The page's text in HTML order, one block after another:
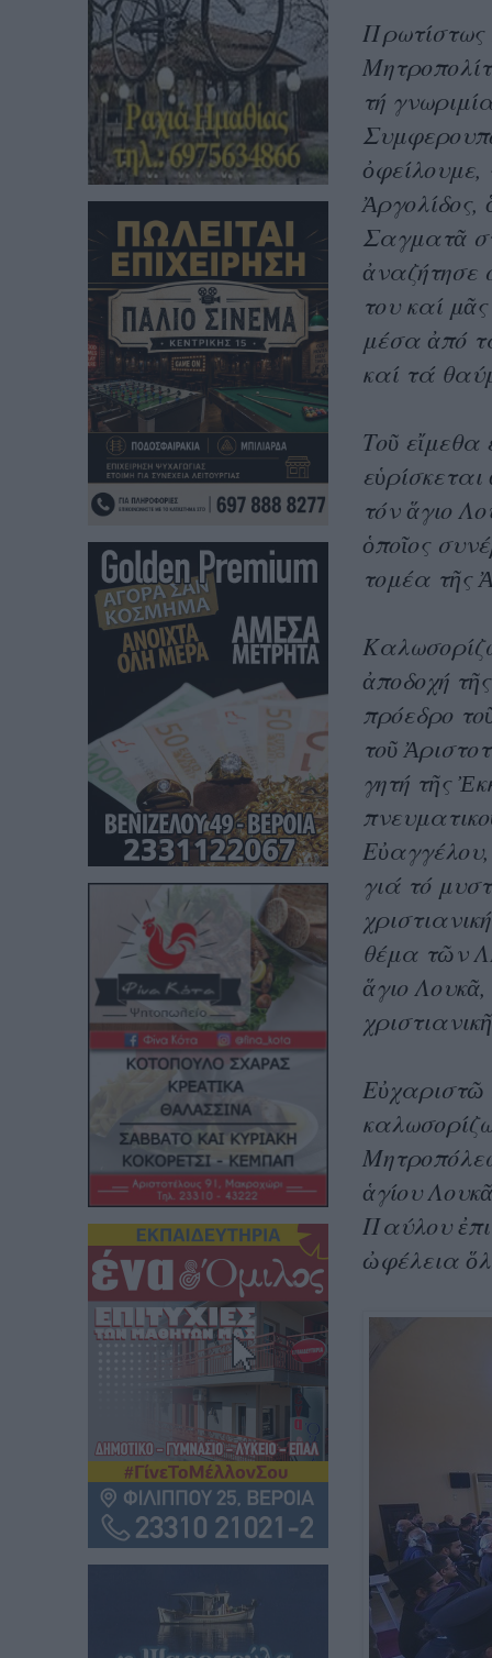
Πρωτίστως
τή
ὀφεί­λουμε,
Σαγματᾶ
ἀναζήτησε
του καί
μέσα ἀπό
καί τά
Τοῦ εἴμεθα
τόν ἅγιο
ὁποῖος
τομέα τῆς
ἀποδοχή
πρόεδρο
τοῦ
γητή τῆς
Εὐαγγέλου,
γιά τό
θέμα τῶν
ἅγιο
Εὐχαριστῶ
ἁγίου
Παύλου
ὠφέλεια